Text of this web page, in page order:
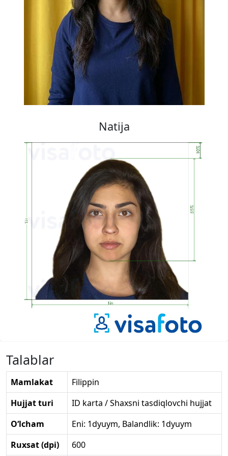
Natija
Talablar
Mamlakat
Filippin
Hujjat turi
ID karta / Shaxsni tasdiqlovchi hujjat
O‘lcham
Eni: 1dyuym, Balandlik: 1dyuym
Ruxsat (dpi)
600